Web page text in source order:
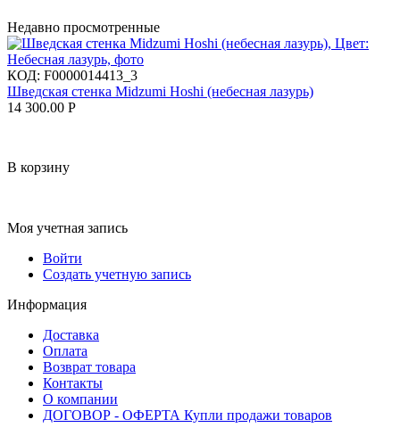
Недавно просмотренные
КОД: F0000014413_3
Шведская стенка Midzumi Hoshi (небесная лазурь)
14 300.00 Р
В корзину
Моя учетная запись
Войти
Создать учетную запись
Информация
Доставка
Оплата
Возврат товара
Контакты
О компании
ДОГОВОР - ОФЕРТА Купли продажи товаров